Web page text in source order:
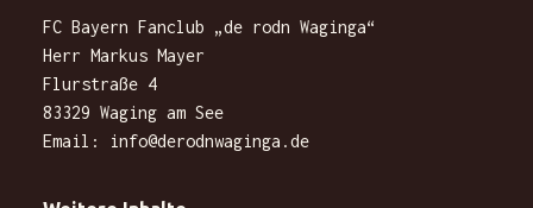
FC Bayern Fanclub „de rodn Waginga“
Herr Markus Mayer
Flurstraße 4
83329 Waging am See
Email:
info@derodnwaginga.de